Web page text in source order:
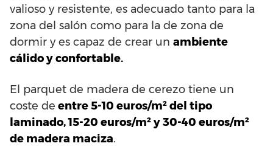
valioso y resistente, es adecuado tanto para la
zona del salón como para la de zona de
dormir y es capaz de crear un ambiente
cálido y confortable.
El parquet de madera de cerezo tiene un
coste de entre 5-10 euros/m² del tipo
laminado, 15-20 euros/m² y 30-40 euros/m²
de madera maciza.